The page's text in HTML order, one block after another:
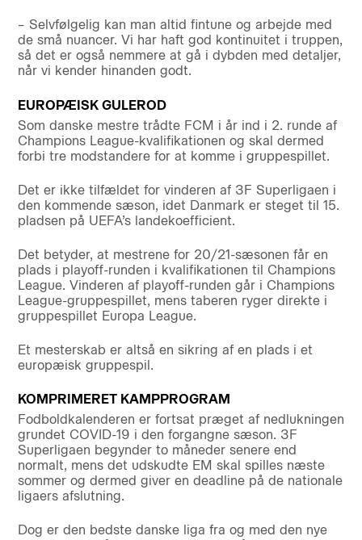
– Selvfølgelig kan man altid fintune og arbejde med
de små nuancer. Vi har haft god kontinuitet i truppen,
så det er også nemmere at gå i dybden med detaljer,
når vi kender hinanden godt.
EUROPÆISK GULEROD
Som danske mestre trådte FCM i år ind i 2. runde af
Champions League-kvalifikationen og skal dermed
forbi tre modstandere for at komme i gruppespillet.
Det er ikke tilfældet for vinderen af 3F Superligaen i
den kommende sæson, idet Danmark er steget til 15.
pladsen på UEFA’s landekoefficient.
Det betyder, at mestrene for 20/21-sæsonen får en
plads i playoff-runden i kvalifikationen til Champions
League. Vinderen af playoff-runden går i Champions
League-gruppespillet, mens taberen ryger direkte i
gruppespillet Europa League.
Et mesterskab er altså en sikring af en plads i et
europæisk gruppespil.
KOMPRIMERET KAMPPROGRAM
Fodboldkalenderen er fortsat præget af nedlukningen
grundet COVID-19 i den forgangne sæson. 3F
Superligaen begynder to måneder senere end
normalt, mens det udskudte EM skal spilles næste
sommer og dermed giver en deadline på de nationale
ligaers afslutning.
Dog er den bedste danske liga fra og med den nye